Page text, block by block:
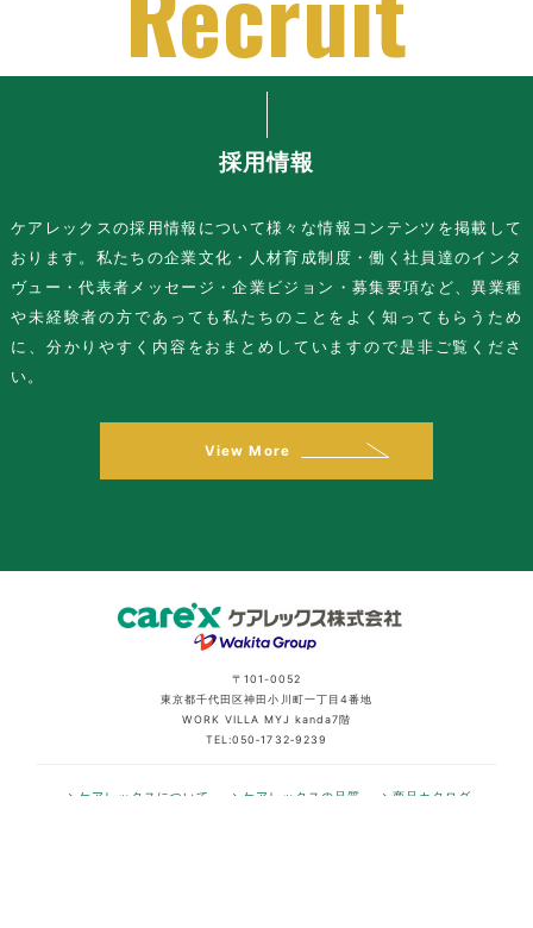
採用情報
ケアレックスの採用情報について様々な情報コンテンツを掲載して
おります。私たちの企業文化・人材育成制度・働く社員達のインタ
ヴュー・代表者メッセージ・企業ビジョン・募集要項など、異業種
や未経験者の方であっても私たちのことをよく知ってもらうため
に、分かりやすく内容をおまとめしていますので是非ご覧くださ
い。
View More
〒101-0052
東京都千代田区神田小川町一丁目4番地
WORK VILLA MYJ kanda7階
TEL:050‐1732‐9239
ケアレックスについて ケアレックスの品質 商品カタログ